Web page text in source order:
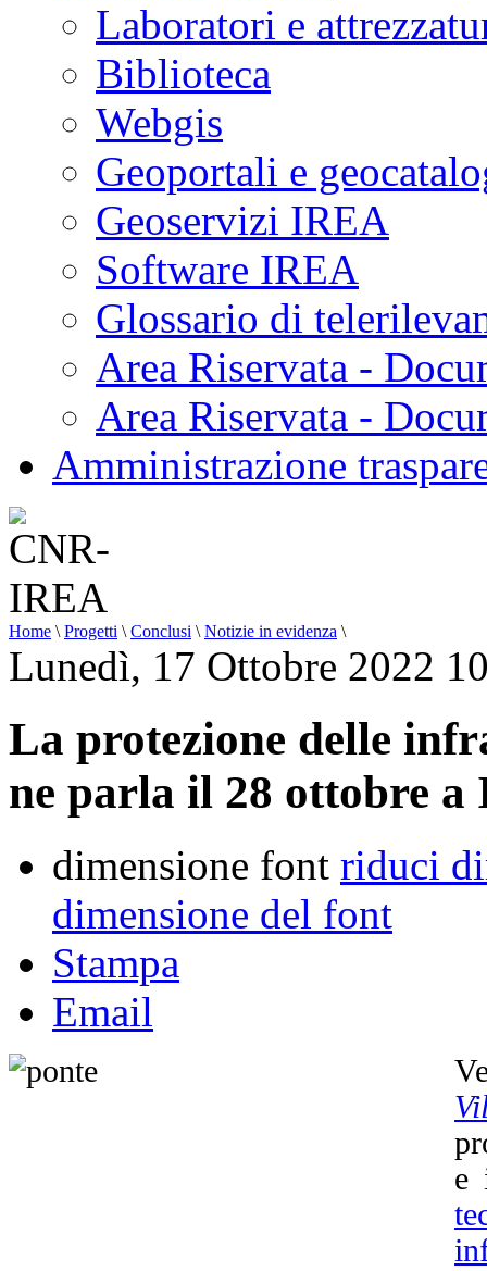
Laboratori e
Biblioteca
Webgis
Geoportali e
Geoservizi IREA
Software IREA
Glossario di
Area Riservata -
Area Riservata -
Amministrazione
Home \ Progetti \ Conclusi \ Notizie in evidenza \
Lunedì, 17 Ottobre 2022
La protezione delle
ne parla il 28 ottobre
dimensione font riduci
dimensione del font
Stampa
Email
e